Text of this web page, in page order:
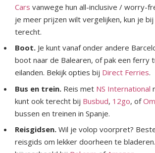
Cars vanwege hun all-inclusive / worry-
je meer prijzen wilt vergelijken, kun je bij
terecht.
Boot. Je kunt vanaf onder andere
boot naar de Balearen, of pak een ferry
eilanden. Bekijk opties bij Direct Ferries.
Bus en trein. Reis met NS International
kunt ook terecht bij Busbud, 12go, of
bussen en treinen in Spanje.
Reisgidsen. Wil je volop voorpret?
reisgids om lekker doorheen te